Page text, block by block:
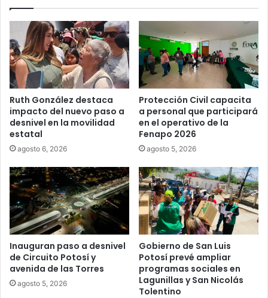
Ruth González destaca
impacto del nuevo paso a
desnivel en la movilidad
estatal
agosto 6, 2026
Protección Civil capacita
a personal que participará
en el operativo de la
Fenapo 2026
agosto 5, 2026
Inauguran paso a desnivel
de Circuito Potosí y
avenida de las Torres
agosto 5, 2026
Gobierno de San Luis
Potosí prevé ampliar
programas sociales en
Lagunillas y San Nicolás
Tolentino